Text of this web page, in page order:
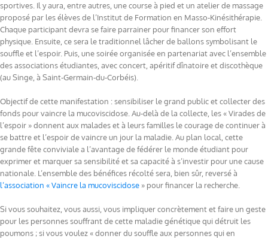
sportives. Il y aura, entre autres, une course à pied et un atelier de massage
proposé par les élèves de l’Institut de Formation en Masso-Kinésithérapie.
Chaque participant devra se faire parrainer pour financer son effort
physique. Ensuite, ce sera le traditionnel lâcher de ballons symbolisant le
souffle et l’espoir. Puis, une soirée organisée en partenariat avec l’ensemble
des associations étudiantes, avec concert, apéritif dînatoire et discothèque
(au Singe, à Saint-Germain-du-Corbéis).
Objectif de cette manifestation : sensibiliser le grand public et collecter des
fonds pour vaincre la mucoviscidose. Au-delà de la collecte, les « Virades de
l’espoir » donnent aux malades et à leurs familles le courage de continuer à
se battre et l’espoir de vaincre un jour la maladie. Au plan local, cette
grande fête conviviale a l’avantage de fédérer le monde étudiant pour
exprimer et marquer sa sensibilité et sa capacité à s’investir pour une cause
nationale. L’ensemble des bénéfices récolté sera, bien sûr, reversé à
l’association « Vaincre la mucoviscidose » pour financer la recherche.
Si vous souhaitez, vous aussi, vous impliquer concrètement et faire un geste
pour les personnes souffrant de cette maladie génétique qui détruit les
poumons ; si vous voulez « donner du souffle aux personnes qui en